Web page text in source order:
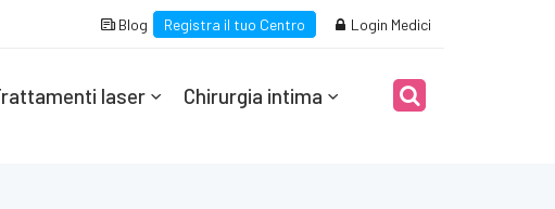
Blog Registra il tuo Centro Login Medici
laser Chirurgia intima